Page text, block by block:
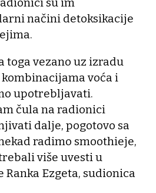
su im
načini detoksikacije
toga vezano uz izradu
voća i
upotrebljavati.
čula na radionici
dalje, pogotovo sa
radimo smoothieje,
više uvesti u
Ezgeta, sudionica